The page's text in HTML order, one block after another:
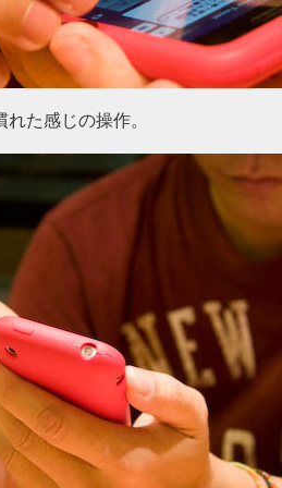
れた感じの操作。